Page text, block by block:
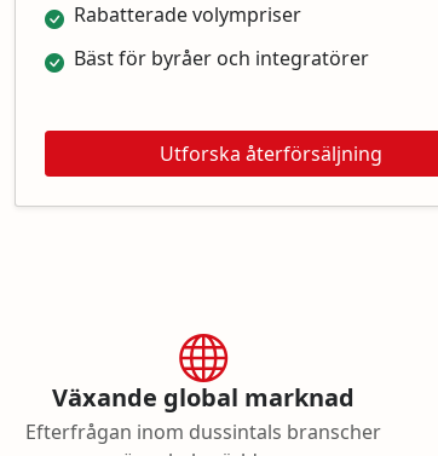
Rabatterade volympriser
Bäst för byråer och integratörer
Utforska återförsäljning
Växande global marknad
Efterfrågan inom dussintals branscher